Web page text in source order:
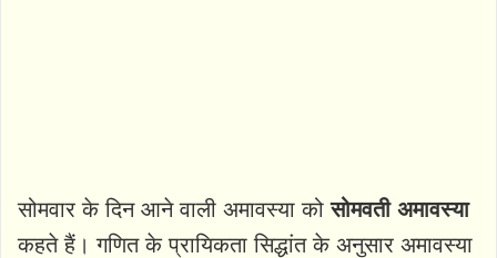
सोमवार के दिन आने वाली अमावस्या कोसोमवती अमावस्या
कहते हैं। गणित के प्रायिकता सिद्धांत के अनुसार अमावस्या